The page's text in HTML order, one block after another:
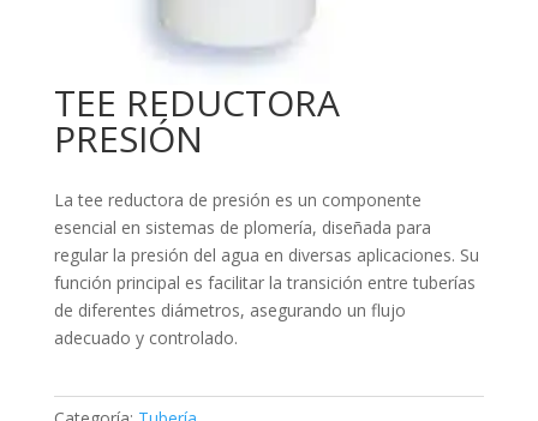
TEE REDUCTORA
PRESIÓN
La tee reductora de presión es un componente
esencial en sistemas de plomería, diseñada para
regular la presión del agua en diversas aplicaciones. Su
función principal es facilitar la transición entre tuberías
de diferentes diámetros, asegurando un flujo
adecuado y controlado.